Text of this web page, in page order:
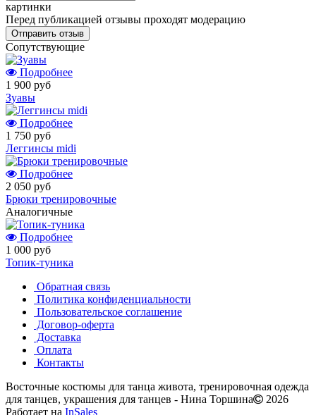
картинки
Перед публикацией отзывы проходят модерацию
Cопутствующие
Подробнее
1 900 руб
Зуавы
Подробнее
1 750 руб
Леггинсы midi
Подробнее
2 050 руб
Брюки тренировочные
Аналогичные
Подробнее
1 000 руб
Топик-туника
Обратная связь
Политика конфиденциальности
Пользовательское соглашение
Договор-оферта
Доставка
Оплата
Контакты
Восточные костюмы для танца живота, тренировочная одежда
для танцев, украшения для танцев - Нина Торшина
2026
Работает на InSales